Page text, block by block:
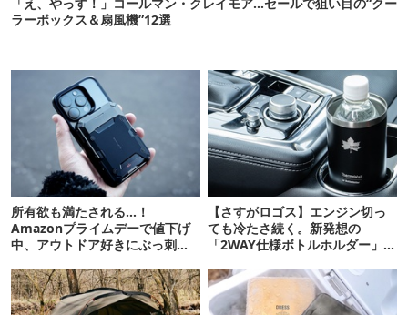
ラーボックス＆扇風機”12選
所有欲も満たされる…！
Amazonプライムデーで値下げ
中、アウトドア好きにぶっ刺さ
【さすがロゴス】エンジン切っ
ても冷たさ続く。新発想の
「2WAY仕様ボトルホルダー」が